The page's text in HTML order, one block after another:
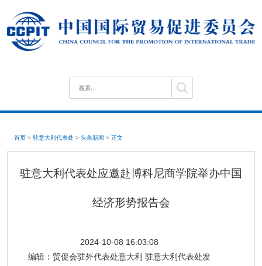
首页 > 驻意大利代表处 > 头条新闻 > 正文
驻意大利代表处应邀赴博科尼商学院举办中国
经济形势报告会
2024-10-08 16:03:08
编辑： 贸促会驻外代表处意大利 驻意大利代表处发